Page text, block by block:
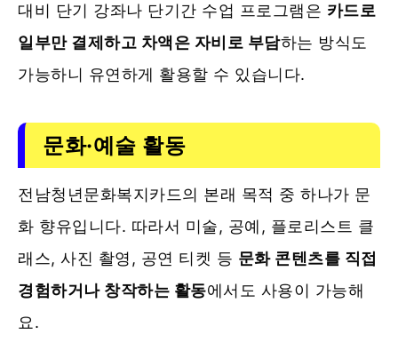
대비 단기 강좌나 단기간 수업 프로그램은 카드로
일부만 결제하고 차액은 자비로 부담하는 방식도
가능하니 유연하게 활용할 수 있습니다.
문화·예술 활동
전남청년문화복지카드의 본래 목적 중 하나가 문
화 향유입니다. 따라서 미술, 공예, 플로리스트 클
래스, 사진 촬영, 공연 티켓 등 문화 콘텐츠를 직접
경험하거나 창작하는 활동에서도 사용이 가능해
요.